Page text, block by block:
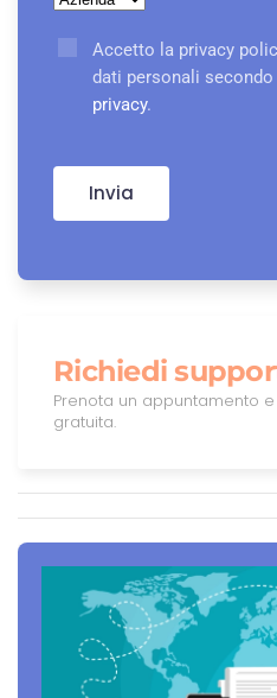
Accetto la privacy
dati personali secondo
privacy.
Invia
Richiedi
Prenota un appuntamento
gratuita.